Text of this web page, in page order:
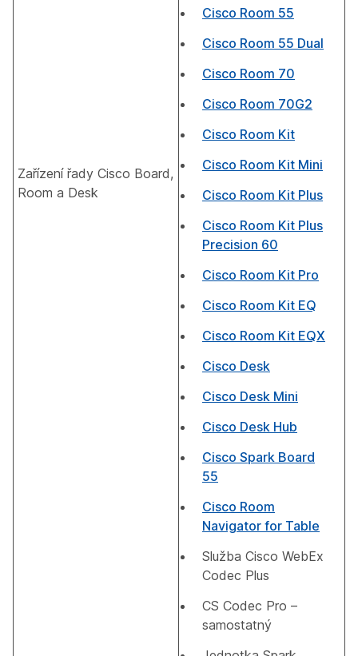
Zařízení řady Cisco Board,
Room a Desk
Cisco Room 55
Cisco Room 55 Dual
Cisco Room 70
Cisco Room 70G2
Cisco Room Kit
Cisco Room Kit Mini
Cisco Room Kit Plus
Cisco Room Kit Plus
Precision 60
Cisco Room Kit Pro
Cisco Room Kit EQ
Cisco Room Kit EQX
Cisco Desk
Cisco Desk Mini
Cisco Desk Hub
Cisco Spark Board
55
Cisco Room
Navigator for Table
Služba Cisco WebEx
Codec Plus
CS Codec Pro –
samostatný